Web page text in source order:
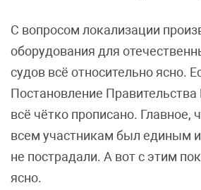
С вопросом локализации
оборудования для
судов всё относительно ясно.
Постановление
всё чётко прописано. Главное,
всем участникам был единым
не пострадали. А вот с этим
ясно.